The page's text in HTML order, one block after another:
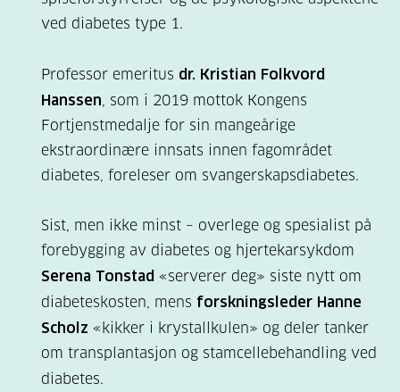
ved diabetes type 1.
Professor emeritus dr. Kristian Folkvord
Hanssen, som i 2019 mottok Kongens
Fortjenstmedalje for sin mangeårige
ekstraordinære innsats innen fagområdet
diabetes, foreleser om svangerskapsdiabetes.
Sist, men ikke minst – overlege og spesialist på
forebygging av diabetes og hjertekarsykdom
Serena Tonstad «serverer deg» siste nytt om
diabeteskosten, mens forskningsleder Hanne
Scholz «kikker i krystallkulen» og deler tanker
om transplantasjon og stamcellebehandling ved
diabetes.